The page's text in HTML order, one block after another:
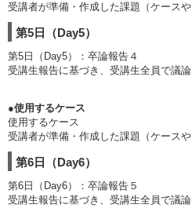
受講者が準備・作成した課題（ケース
第5日（Day5）
第5日（Day5）：卒論報告４
受講生報告に基づき、受講生全員で議論
●使用するケース
使用するケース
受講者が準備・作成した課題（ケース
第6日（Day6）
第6日（Day6）：卒論報告５
受講生報告に基づき、受講生全員で議論